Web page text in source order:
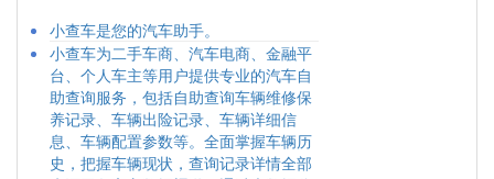
小查车是您的汽车助手。
小查车为二手车商、汽车电商、金融平
台、个人车主等用户提供专业的汽车自
助查询服务，包括自助查询车辆维修保
养记录、车辆出险记录、车辆详细信
息、车辆配置参数等。全面掌握车辆历
史，把握车辆现状，查询记录详情全部